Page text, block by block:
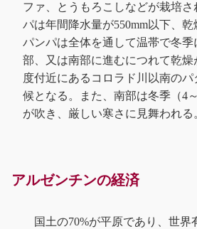
ファ、とうもろこしなどが栽培
パは年間降水量が550mm以下、乾
パンパは全体を通して温帯で冬
部、又は南部に進むにつれて乾
度付近にあるコロラド川以南の
候となる。また、南部は冬季（4
が吹き、厳しい寒さに見舞われる
アルゼンチンの経済
国土の70%が平原であり、世界